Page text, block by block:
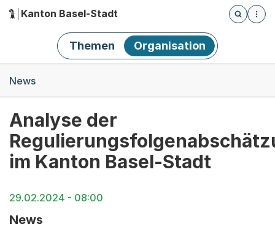
Hauptnavigation
Kanton Basel-Stadt
Öffnet
Themen Organisation
News
Analyse der
im Kanton Basel-Stadt
29.02.2024 - 08:00
News